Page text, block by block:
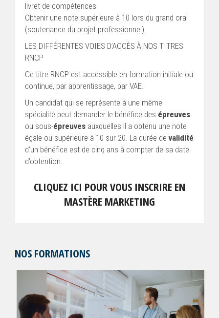
livret de compétences
Obtenir une note supérieure à 10 lors du grand oral
(soutenance du projet professionnel).
LES DIFFÉRENTES VOIES D’ACCÈS À NOS TITRES
RNCP
Ce titre RNCP est accessible en formation initiale ou
continue, par apprentissage, par VAE.
Un candidat qui se représente à une même
spécialité peut demander le bénéfice des épreuves
ou sous-épreuves auxquelles il a obtenu une note
égale ou supérieure à 10 sur 20. La durée de validité
d’un bénéfice est de cinq ans à compter de sa date
d’obtention.
CLIQUEZ ICI POUR VOUS INSCRIRE EN
MASTÈRE MARKETING
NOS FORMATIONS